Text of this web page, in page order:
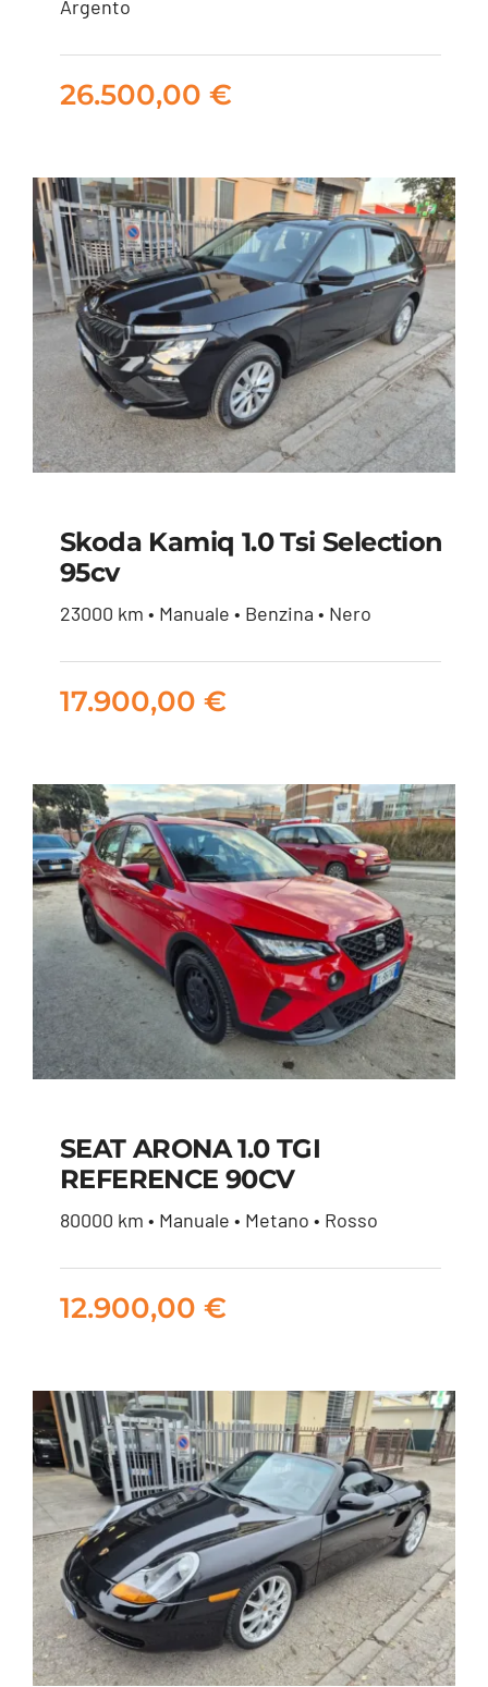
26.500,00
Argento
26.500,00 €
Skoda Kamiq 1.0 tsi
17.900,00
Skoda Kamiq 1.0 Tsi Selection
95cv
23000 km • Manuale • Benzina • Nero
17.900,00 €
SEAT ARONA 1.0 TGI
12.900,00
SEAT ARONA 1.0 TGI
REFERENCE 90CV
80000 km • Manuale • Metano • Rosso
12.900,00 €